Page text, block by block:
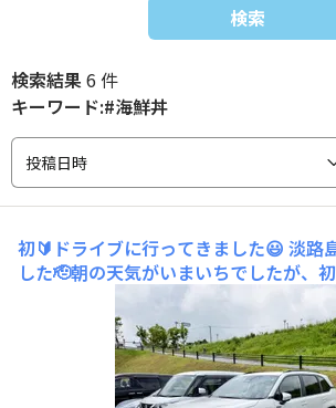
検索
検索結果6 件
キーワード:#海鮮丼
投稿日時
初🔰ドライブに行ってきました😃 淡路
した🫡​朝の天気がいまいちでしたが、
動かしたくてお出掛けしてきました
ら淡路島までは2時間ちょい⌚都合のつ
(19歳)、運転免許を取ってから1年半も
からの乗り換えなので、まず高速に乗
左折完了時の